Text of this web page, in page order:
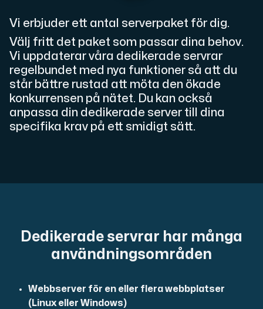
VMBOX
KVM-VPS med Windows och Linux, dubbel nod-replikering.
Hosta omfattande webbplatser och obegränsat antal
Vi erbjuder ett antal serverpaket för dig.
Välj fritt det paket som passar dina behov.
Vi uppdaterar våra dedikerade servrar
regelbundet med nya funktioner så att du
står bättre rustad att möta den ökade
konkurrensen på nätet. Du kan också
anpassa din dedikerade server till dina
specifika krav på ett smidigt sätt.
Dedikerade servrar har många
användningsområden
Webbserver för en eller flera webbplatser
(Linux eller Windows)